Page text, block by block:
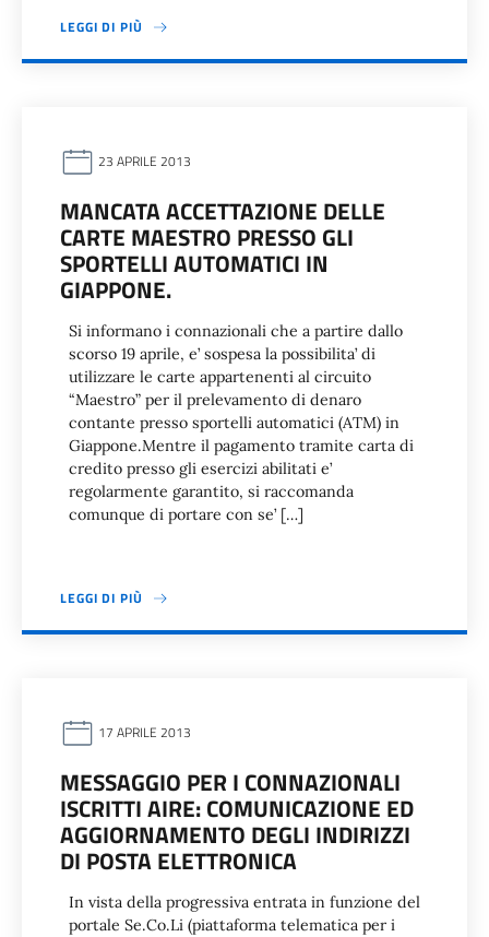
LEGGI DI PIÙ
23 APRILE 2013
MANCATA ACCETTAZIONE DELLE
CARTE MAESTRO PRESSO GLI
SPORTELLI AUTOMATICI IN
GIAPPONE.
Si informano i connazionali che a partire dallo
scorso 19 aprile, e’ sospesa la possibilita’ di
utilizzare le carte appartenenti al circuito
“Maestro” per il prelevamento di denaro
contante presso sportelli automatici (ATM) in
Giappone.Mentre il pagamento tramite carta di
credito presso gli esercizi abilitati e’
regolarmente garantito, si raccomanda
comunque di portare con se’ […]
LEGGI DI PIÙ
17 APRILE 2013
MESSAGGIO PER I CONNAZIONALI
ISCRITTI AIRE: COMUNICAZIONE ED
AGGIORNAMENTO DEGLI INDIRIZZI
DI POSTA ELETTRONICA
In vista della progressiva entrata in funzione del
portale Se.Co.Li (piattaforma telematica per i